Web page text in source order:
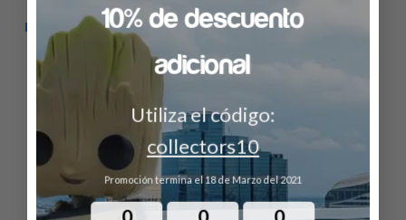
10% de descuento
adicional
Utiliza el código:
collectors10
Promoción termina el 18 de Marzo del 2021
EXCLUSIVO
POP Marvel: Comics – Beta Ray
$ 289.00
Pop Marvel Avengers Game
Hulk